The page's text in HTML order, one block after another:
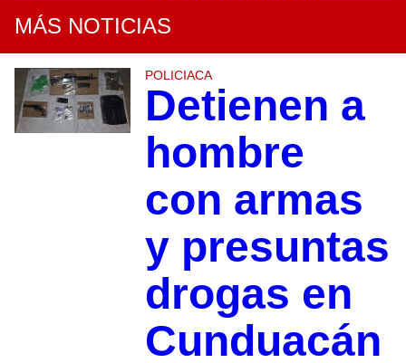
MÁS NOTICIAS
POLICIACA
Detienen a
hombre
con armas
y presuntas
drogas en
Cunduacán